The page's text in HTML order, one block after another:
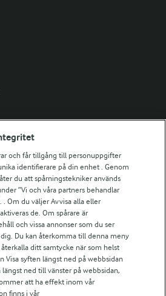
och får tillgång till personuppgifter
identifierare på din enhet . Genom
du att spårningstekniker används
”Vi och våra partners behandlar
. Om du väljer Avvisa alla eller
de. Om spårare är
och vissa annonser som du ser
Du kan återkomma till denna meny
ditt samtycke när som helst
Visa syften längst ned på webbsidan
ned till vänster på webbsidan,
att ha effekt inom vår
finns i vår